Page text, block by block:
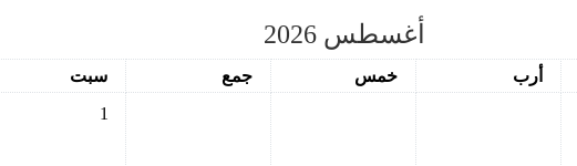
أغسطس 2026
الأربعاء
أرب الخميس
خمس الجمعة
جمع السبت
سبت
لا أحداث، السبت, 1 أغسطس
1